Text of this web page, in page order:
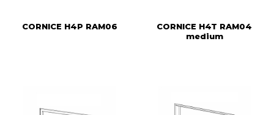
CORNICE H4P RAM06
CORNICE H4T RAM04
medium